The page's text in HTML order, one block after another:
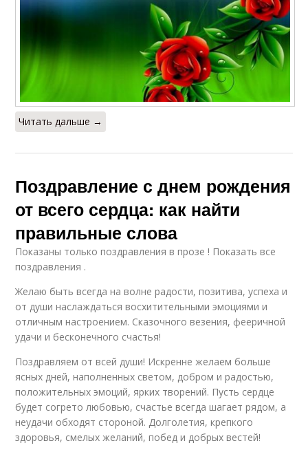
Читать дальше →
Поздравление с днем рождения
от всего сердца: как найти
правильные слова
Показаны только поздравления в прозе ! Показать все
поздравления .
Желаю быть всегда на волне радости, позитива, успеха и
от души наслаждаться восхитительными эмоциями и
отличным настроением. Сказочного везения, фееричной
удачи и бесконечного счастья!
Поздравляем от всей души! Искренне желаем больше
ясных дней, наполненных светом, добром и радостью,
положительных эмоций, ярких творений. Пусть сердце
будет согрето любовью, счастье всегда шагает рядом, а
неудачи обходят стороной. Долголетия, крепкого
здоровья, смелых желаний, побед и добрых вестей!